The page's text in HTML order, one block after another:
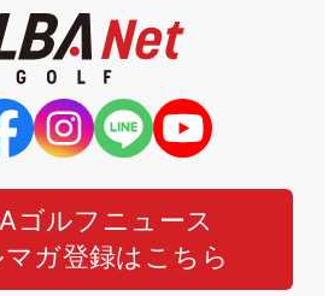
ゴルフニュース
マガ登録はこちら